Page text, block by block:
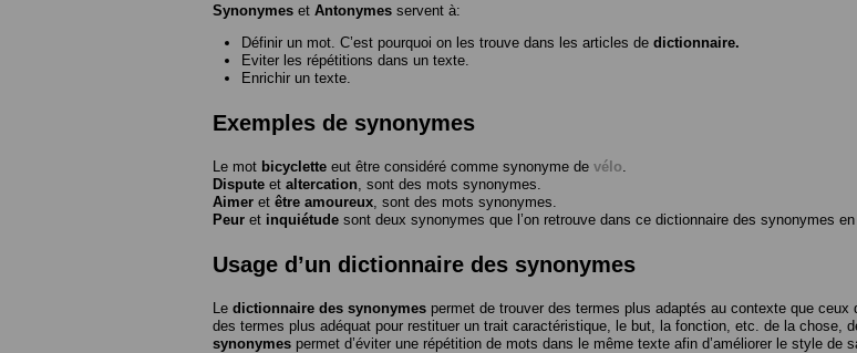
Synonymes et Antonymes servent à:
Définir un mot. C’est pourquoi on les trouve dans les articles de dictionnaire.
Eviter les répétitions dans un texte.
Enrichir un texte.
Exemples de synonymes
Le mot bicyclette eut être considéré comme synonyme de vélo
Dispute et altercation , sont des mots synonymes.
Aimer et être amoureux , sont des mots synonymes.
Peur et inquiétude sont deux synonymes que l’on retrouve dans ce dictionnaire des synonymes en
Usage d’un dictionnaire des synonymes
Le dictionnaire des synonymes permet de trouver des termes plus adaptés au contexte que
des termes plus adéquat pour restituer un trait caractéristique, le but, la fonction, etc. de la chose,
synonymes permet d’éviter une répétition de mots dans le même texte afin d’améliorer le style de